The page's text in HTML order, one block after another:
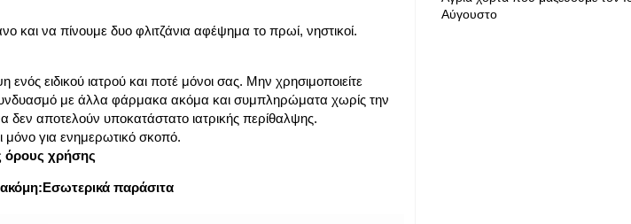
και να πίνουμε δυο φλιτζάνια αφέψημα το πρωί, νηστικοί.
ειδικού ιατρού και ποτέ μόνοι σας. Μην χρησιμοποιείτε
με άλλα φάρμακα ακόμα και συμπληρώματα χωρίς την
δεν αποτελούν υποκατάστατο ιατρικής περίθαλψης.
μόνο για ενημερωτικό σκοπό.
όρους χρήσης
Εσωτερικά παράσιτα
Αύγουστο